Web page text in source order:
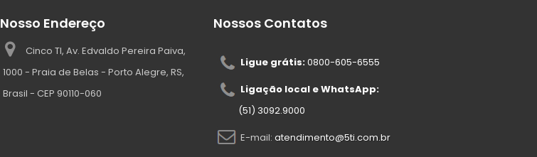
Nosso Endereço
Cinco TI, Av. Edvaldo Pereira Paiva,
1000 - Praia de Belas - Porto Alegre, RS,
Brasil - CEP 90110-060
Nossos Contatos
Ligue grátis:0800-605-6555
Ligação local e WhatsApp:
(51) 3092.9000
E-mail: atendimento@5ti.com.br